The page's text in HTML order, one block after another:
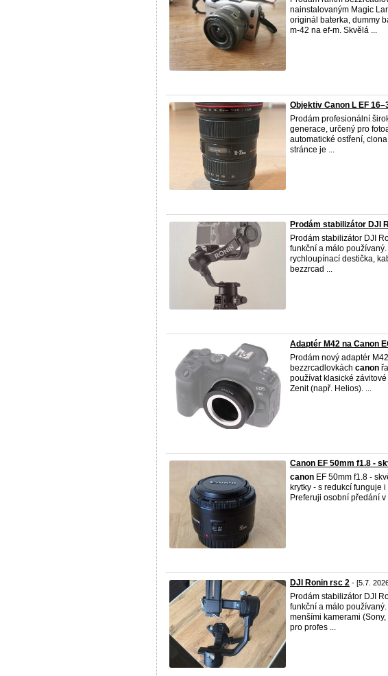
nainstalovaným Magic
originál baterka, dummy
m-42 na ef-m. Skvělá ...
Objektiv Canon L EF
Prodám profesionální
generace, určený pro
automatické ostření,
stránce je ...
Prodám stabilizátor DJI
Prodám stabilizátor DJI
funkční a málo
rychloupínací destička,
bezzrcad ...
Adaptér M42 na Canon
Prodám nový adaptér
bezzrcadlovkách canon
používat klasické
Zenit (např. Helios). ...
Canon EF 50mm f1.8 -
canon EF 50mm f1.8 -
krytky - s redukcí funguje
Preferuji osobní předání v
DJI Ronin rsc 2 - [5.7.
Prodám stabilizátor DJI
funkční a málo
menšími kamerami (Sony,
pro profes ...